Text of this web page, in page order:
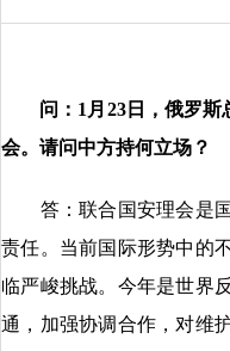
问：1月23日，俄罗
会。请问中方持何立场？
答：联合国安理会是国
责任。当前国际形势中的
临严峻挑战。今年是世界
通，加强协调合作，对维